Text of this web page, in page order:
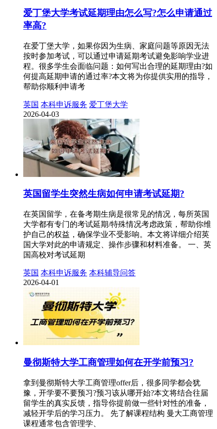
爱丁堡大学考试延期理由怎么写?怎么申请通过
率高?
在爱丁堡大学，如果你因为生病、家庭问题等原因无法
按时参加考试，可以通过申请延期考试避免影响学业进
程。很多学生会面临问题：如何写出合理的延期理由?如
何提高延期申请的通过率?本文将为你提供实用的指导，
帮助你顺利申请考
英国 本科申诉服务 爱丁堡大学
2026-04-03
英国留学生突然生病如何申请考试延期?
在英国留学，在备考期生病是很常见的情况，每所英国
大学都有专门的考试延期/特殊情况考虑政策，帮助你维
护自己的权益，确保学业不受影响。本文将详细介绍英
国大学对此的申请规定、操作步骤和材料准备。 一、英
国高校对考试延期
英国 本科申诉服务 本科辅导问答
2026-04-01
曼彻斯特大学工商管理如何在开学前预习?
拿到曼彻斯特大学工商管理offer后，很多同学都会犹
豫，开学要不要预习?预习该从哪开始?本文将结合往届
留学生的真实反馈，指导你提前做一些针对性的准备，
减轻开学后的学习压力。 先了解课程结构 曼大工商管理
课程通常包含管理学、